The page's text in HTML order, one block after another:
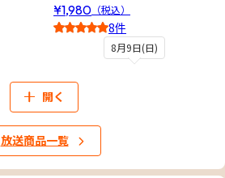
8月9日(日)
¥1,980 （税込）
8件
開く
放送商品一覧